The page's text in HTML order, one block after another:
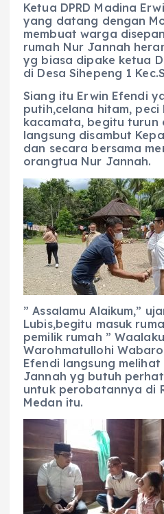
Ketua DPRD Madina
yang datang dengan
membuat warga
rumah Nur Jannah
yg biasa dipake ketua
di Desa Sihepeng 1
Siang itu Erwin Efendi
putih,celana hitam, peci
kacamata, begitu turun
langsung disambut
dan secara bersama
orangtua Nur Jannah.
” Assalamu Alaikum,”
Lubis,begitu masuk
pemilik rumah ”
Warohmatullohi
Efendi langsung
Jannah yg butuh
untuk perobatannya di
Medan itu.